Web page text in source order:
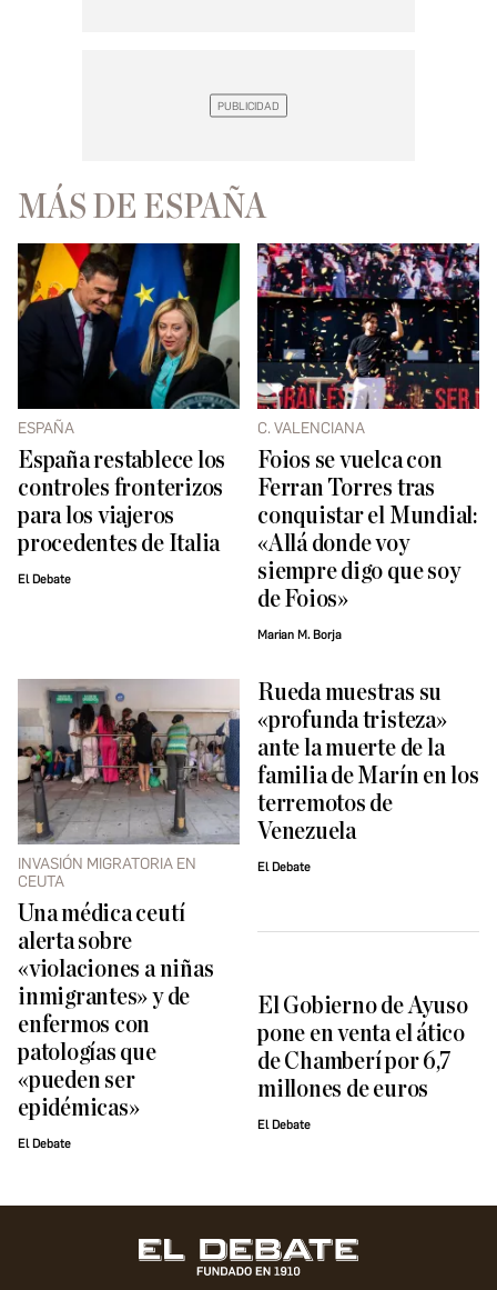
MÁS DE ESPAÑA
ESPAÑA
España restablece los
controles fronterizos
para los viajeros
procedentes de Italia
El Debate
C. VALENCIANA
Foios se vuelca con
Ferran Torres tras
conquistar el Mundial:
«Allá donde voy
siempre digo que soy
de Foios»
Marian M. Borja
INVASIÓN MIGRATORIA EN
CEUTA
Una médica ceutí
alerta sobre
«violaciones a niñas
inmigrantes» y de
enfermos con
patologías que
«pueden ser
epidémicas»
El Debate
Rueda muestras su
«profunda tristeza»
ante la muerte de la
familia de Marín en los
terremotos de
Venezuela
El Debate
El Gobierno de Ayuso
pone en venta el ático
de Chamberí por 6,7
millones de euros
El Debate